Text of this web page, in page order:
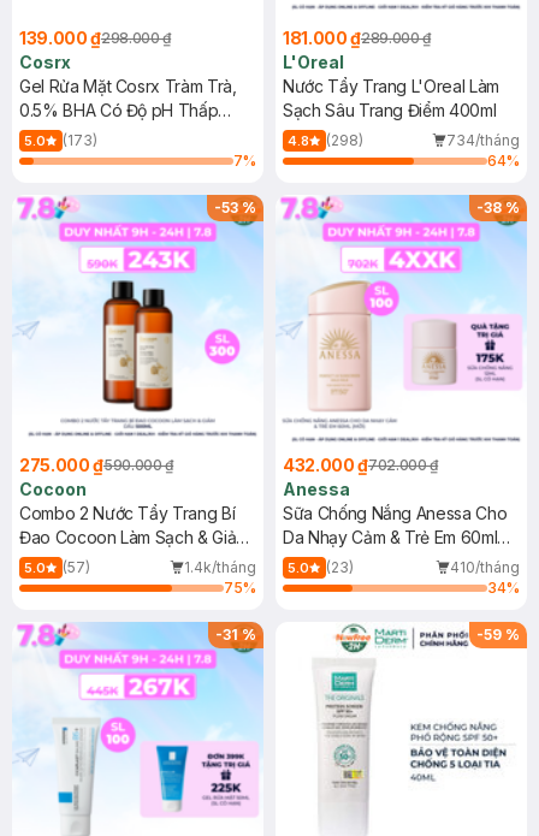
139.000 ₫298.000 ₫
Cosrx
Gel Rửa Mặt Cosrx Tràm Trà,
0.5% BHA Có Độ pH Thấp
150ml
5.0
(173)
7%
181.000 ₫289.000 ₫
L'Oreal
Nước Tẩy Trang L'Oreal Làm
Sạch Sâu Trang Điểm 400ml
4.8 (298)
734/tháng
64%
-53%
275.000 ₫590.000 ₫
Cocoon
Combo 2 Nước Tẩy Trang Bí
Đao Cocoon Làm Sạch & Giảm
Dầu 500ml
5.0 (57)
1.4k/tháng
75%
-38%
432.000 ₫702.000 ₫
Anessa
Sữa Chống Nắng Anessa Cho
Da Nhạy Cảm & Trẻ Em 60ml
(Mới)
5.0 (23)
410/tháng
34%
-31% -59 %